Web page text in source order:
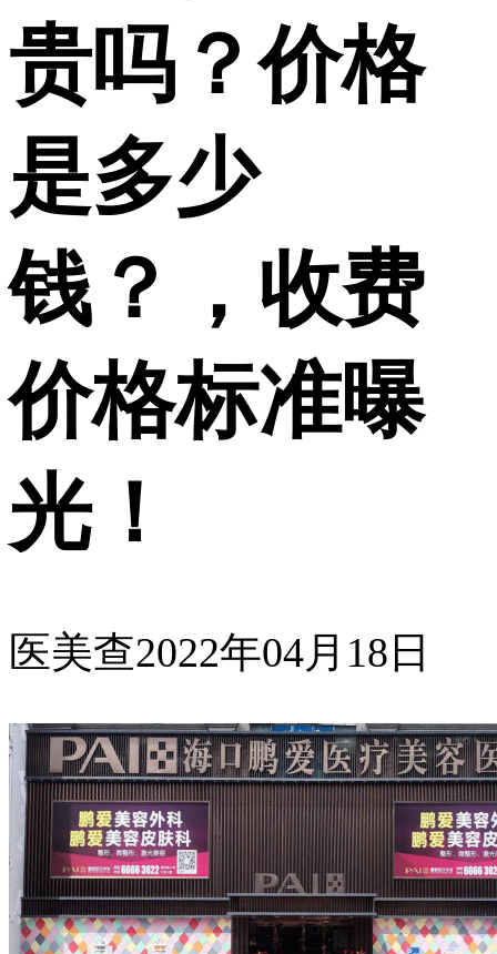
贵吗？价格
是多少
钱？，收费
价格标准曝
光！
医美查2022年04月18日